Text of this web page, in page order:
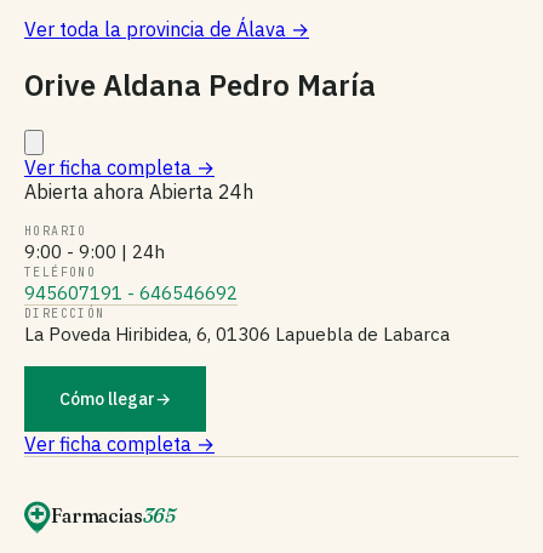
Ver toda la provincia de Álava →
Orive Aldana Pedro María
Ver ficha completa →
Abierta ahora Abierta 24h
HORARIO
9:00 - 9:00 | 24h
TELÉFONO
945607191 - 646546692
DIRECCIÓN
La Poveda Hiribidea, 6, 01306 Lapuebla de Labarca
Cómo llegar→
Ver ficha completa →
Farmacias365